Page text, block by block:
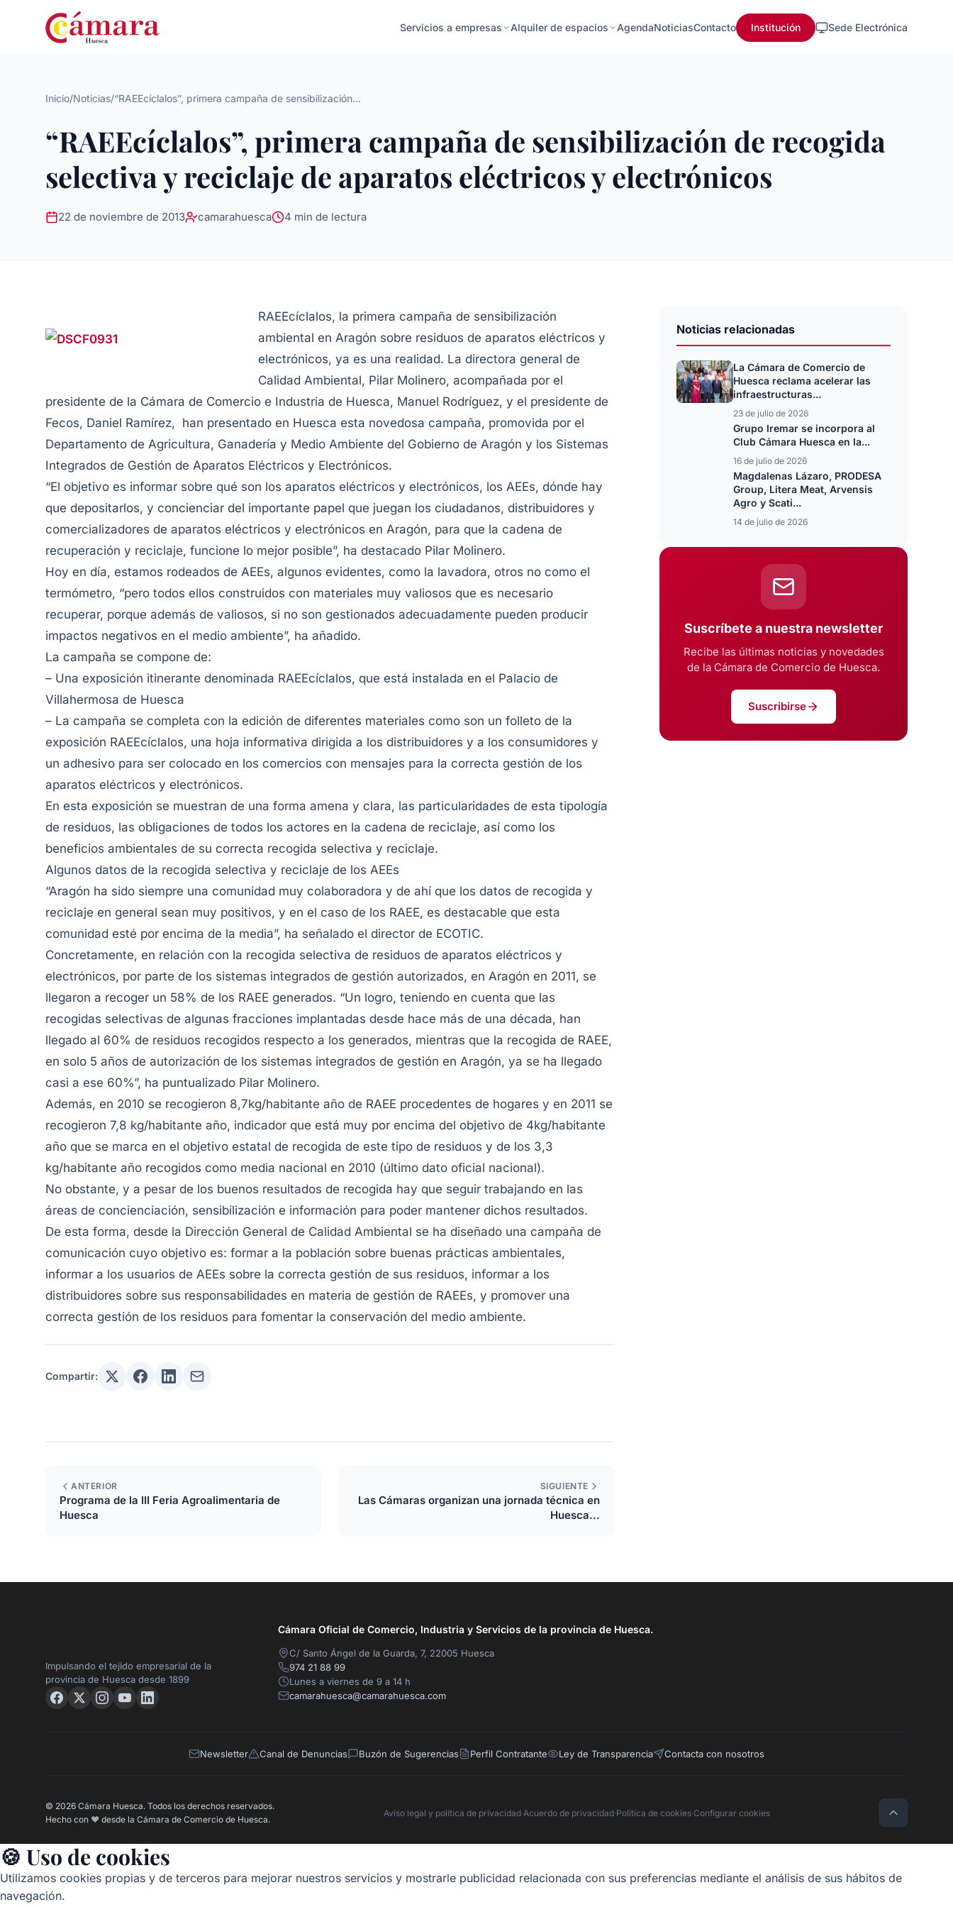
Servicios a empresas Alquiler de espacios AgendaNoticiasContacto Institución Sede Electrónica
Inicio/Noticias/“RAEEcíclalos”, primera campaña de sensibilización...
“RAEEcíclalos”, primera campaña de sensibilización de recogida
selectiva y reciclaje de aparatos eléctricos y electrónicos
22 de noviembre de 2013 camarahuesca 4 min de lectura
RAEEcíclalos, la primera campaña de sensibilización
ambiental en Aragón sobre residuos de aparatos eléctricos y
electrónicos, ya es una realidad. La directora general de
Calidad Ambiental, Pilar Molinero, acompañada por el
presidente de la Cámara de Comercio e Industria de Huesca, Manuel Rodríguez, y el presidente de
Fecos, Daniel Ramírez, han presentado en Huesca esta novedosa campaña, promovida por el
Departamento de Agricultura, Ganadería y Medio Ambiente del Gobierno de Aragón y los Sistemas
Integrados de Gestión de Aparatos Eléctricos y Electrónicos.
“El objetivo es informar sobre qué son los aparatos eléctricos y electrónicos, los AEEs, dónde hay
que depositarlos, y concienciar del importante papel que juegan los ciudadanos, distribuidores y
comercializadores de aparatos eléctricos y electrónicos en Aragón, para que la cadena de
recuperación y reciclaje, funcione lo mejor posible”, ha destacado Pilar Molinero.
Hoy en día, estamos rodeados de AEEs, algunos evidentes, como la lavadora, otros no como el
termómetro, “pero todos ellos construidos con materiales muy valiosos que es necesario
recuperar, porque además de valiosos, si no son gestionados adecuadamente pueden producir
impactos negativos en el medio ambiente”, ha añadido.
La campaña se compone de:
– Una exposición itinerante denominada RAEEcíclalos, que está instalada en el Palacio de
Villahermosa de Huesca
– La campaña se completa con la edición de diferentes materiales como son un folleto de la
exposición RAEEcíclalos, una hoja informativa dirigida a los distribuidores y a los consumidores y
un adhesivo para ser colocado en los comercios con mensajes para la correcta gestión de los
aparatos eléctricos y electrónicos.
En esta exposición se muestran de una forma amena y clara, las particularidades de esta tipología
de residuos, las obligaciones de todos los actores en la cadena de reciclaje, así como los
beneficios ambientales de su correcta recogida selectiva y reciclaje.
Algunos datos de la recogida selectiva y reciclaje de los AEEs
“Aragón ha sido siempre una comunidad muy colaboradora y de ahí que los datos de recogida y
reciclaje en general sean muy positivos, y en el caso de los RAEE, es destacable que esta
comunidad esté por encima de la media”, ha señalado el director de ECOTIC.
Concretamente, en relación con la recogida selectiva de residuos de aparatos eléctricos y
electrónicos, por parte de los sistemas integrados de gestión autorizados, en Aragón en 2011, se
llegaron a recoger un 58% de los RAEE generados. “Un logro, teniendo en cuenta que las
recogidas selectivas de algunas fracciones implantadas desde hace más de una década, han
llegado al 60% de residuos recogidos respecto a los generados, mientras que la recogida de RAEE,
en solo 5 años de autorización de los sistemas integrados de gestión en Aragón, ya se ha llegado
casi a ese 60%”, ha puntualizado Pilar Molinero.
Además, en 2010 se recogieron 8,7kg/habitante año de RAEE procedentes de hogares y en 2011 se
recogieron 7,8 kg/habitante año, indicador que está muy por encima del objetivo de 4kg/habitante
año que se marca en el objetivo estatal de recogida de este tipo de residuos y de los 3,3
kg/habitante año recogidos como media nacional en 2010 (último dato oficial nacional).
No obstante, y a pesar de los buenos resultados de recogida hay que seguir trabajando en las
áreas de concienciación, sensibilización e información para poder mantener dichos resultados.
De esta forma, desde la Dirección General de Calidad Ambiental se ha diseñado una campaña de
comunicación cuyo objetivo es: formar a la población sobre buenas prácticas ambientales,
informar a los usuarios de AEEs sobre la correcta gestión de sus residuos, informar a los
distribuidores sobre sus responsabilidades en materia de gestión de RAEEs, y promover una
correcta gestión de los residuos para fomentar la conservación del medio ambiente.
Compartir:
ANTERIOR
Programa de la III Feria Agroalimentaria de
Huesca
SIGUIENTE
Las Cámaras organizan una jornada técnica en
Huesca...
Noticias relacionadas
La Cámara de Comercio de
Huesca reclama acelerar las
infraestructuras...
23 de julio de 2026
Grupo Iremar se incorpora al
Club Cámara Huesca en la...
16 de julio de 2026
Magdalenas Lázaro, PRODESA
Group, Litera Meat, Arvensis
Agro y Scati...
14 de julio de 2026
Suscríbete a nuestra newsletter
Recibe las últimas noticias y novedades
de la Cámara de Comercio de Huesca.
Suscribirse
Impulsando el tejido empresarial de la
provincia de Huesca desde 1899
Cámara Oficial de Comercio, Industria y Servicios de la provincia de Huesca.
C/ Santo Ángel de la Guarda, 7, 22005 Huesca
974 21 88 99
Lunes a viernes de 9 a 14 h
camarahuesca@camarahuesca.com
Newsletter Canal de Denuncias Buzón de Sugerencias Perfil Contratante Ley de Transparencia Contacta con nosotros
© 2026 Cámara Huesca. Todos los derechos reservados.
Hecho con ❤️ desde la Cámara de Comercio de Huesca.
Aviso legal y política de privacidad·Acuerdo de privacidad·Política de cookies·Configurar cookies
🍪 Uso de cookies
Utilizamos cookies propias y de terceros para mejorar nuestros servicios y mostrarle publicidad relacionada con sus preferencias mediante el análisis de sus hábitos de
navegación.